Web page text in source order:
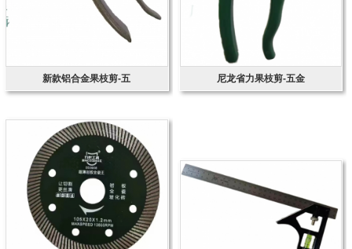
新款铝合金果枝剪-五 尼龙省力果枝剪-五金